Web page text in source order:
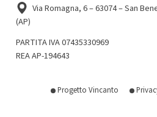
Via Romagna, 6 – 63074 – San
(AP)
PARTITA IVA 07435330969
REA AP-194643
Progetto Vincanto